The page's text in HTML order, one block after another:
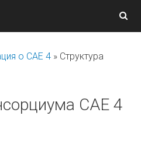
о САЕ 4 » Структура
САЕ 4